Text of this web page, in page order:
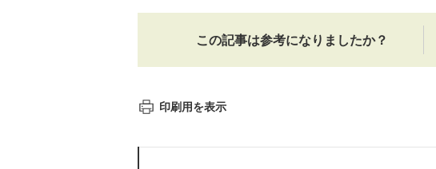
この記事は参考になりましたか？
印刷用を表示